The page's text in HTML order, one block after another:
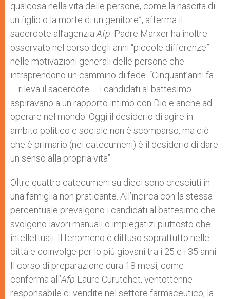
qualcosa nella vita delle persone, come la nascita di
un figlio o la morte di un genitore”, afferma il
sacerdote all’agenzia Afp . Padre Marxer ha inoltre
osservato nel corso degli anni “piccole differenze”
nelle motivazioni generali delle persone che
intraprendono un cammino di fede. “Cinquant’anni fa
– rileva il sacerdote – i candidati al battesimo
aspiravano a un rapporto intimo con Dio e anche ad
operare nel mondo. Oggi il desiderio di agire in
ambito politico e sociale non è scomparso, ma ciò
che è primario (nei catecumeni) è il desiderio di dare
un senso alla propria vita”.
Oltre quattro catecumeni su dieci sono cresciuti in
una famiglia non praticante. All’incirca con la stessa
percentuale prevalgono i candidati al battesimo che
svolgono lavori manuali o impiegatizi piuttosto che
intellettuali. Il fenomeno è diffuso soprattutto nelle
città e coinvolge per lo più giovani tra i 25 e i 35 anni.
Il corso di preparazione dura 18 mesi, come
conferma all’Afp Laure Curutchet, ventottenne
responsabile di vendite nel settore farmaceutico, la